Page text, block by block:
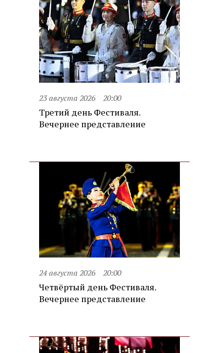
23 августа 2026 20:00
Третий день Фестиваля.
Вечернее представление
24 августа 2026 20:00
Четвёртый день Фестиваля.
Вечернее представление